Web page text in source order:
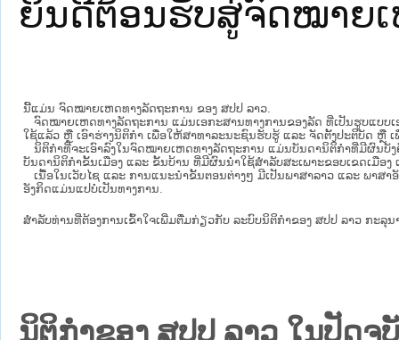
ຍິນດີຕ້ອນຮັບສູ່ຈົດໝາຍເ
ນີ້ແມ່ນ ຈົດໝາຍເຫດທາງລັດຖະການ ຂອງ ສປປ ລາວ.
ຈົດໝາຍເຫດທາງລັດຖະການ ແມ່ນ​ເອ​ກະ​ສານ​ທາງ​ການ​ຂອງ​ລັດ ທີ່​ເປັນ​ຮູບ​ແບບ​
ໃຊ້ແລ້ວ ຫຼື ເອົາຮ່າງນິຕິກໍາ ເພື່ອໃຫ້​ສາ​ທາ​ລະ​ນະ​ຊົນ​ຮັບ​ຮູ້ ແລະ ຈັດ​ຕັ້ງ​ປະ​ຕິ​ບັດ ຫຼື
ນິ​ຕິ​ກຳ​ທີ່​ຈະ​ເອົາ​ລົງ​ໃນ​ຈົດ​ໝາຍ​ເຫດ​ທາງ​ລັດ​ຖະ​ການ ​ແມ່ນ​ບັນ​ດາ​ນິ​ຕິ​ກຳ​ທີ່​ມີ​ຜົນ​ບັ
ບັນ​ດານິ​ຕິ​ກຳ​ຂັ້ນ​ເມືອງ ແລະ ຂັ້ນ​ບ້ານ ​ທີ່​ມີ​ຜົນ​ນຳ​ໃຊ້​ສຳ​ລັບ​ສະ​ເພາະ​ຂອບ​ເຂດ​ເມືອງ
ເນື້ອໃນ​ເວັບ​ໄຊ​ ແລະ ການແນະນໍາຂັ້ນຕອນຕ່າງໆ ມີເປັນພາສາລາວ ແລະ ພາສ
ອັງກິດແມ່ນແປບໍ່ເປັນທາງການ.
ສໍາລັບທ່ານທີ່ຕ້ອງການເຂົ້າໃຈເພີ່ມຕື່ມກ່ຽວກັບ ລະບົບນິຕິກຳຂອງ ສປປ ລາວ ກະລຸນ
ນິຕິກຳຂອງ ສປປ ລາວ ໃນປັດ